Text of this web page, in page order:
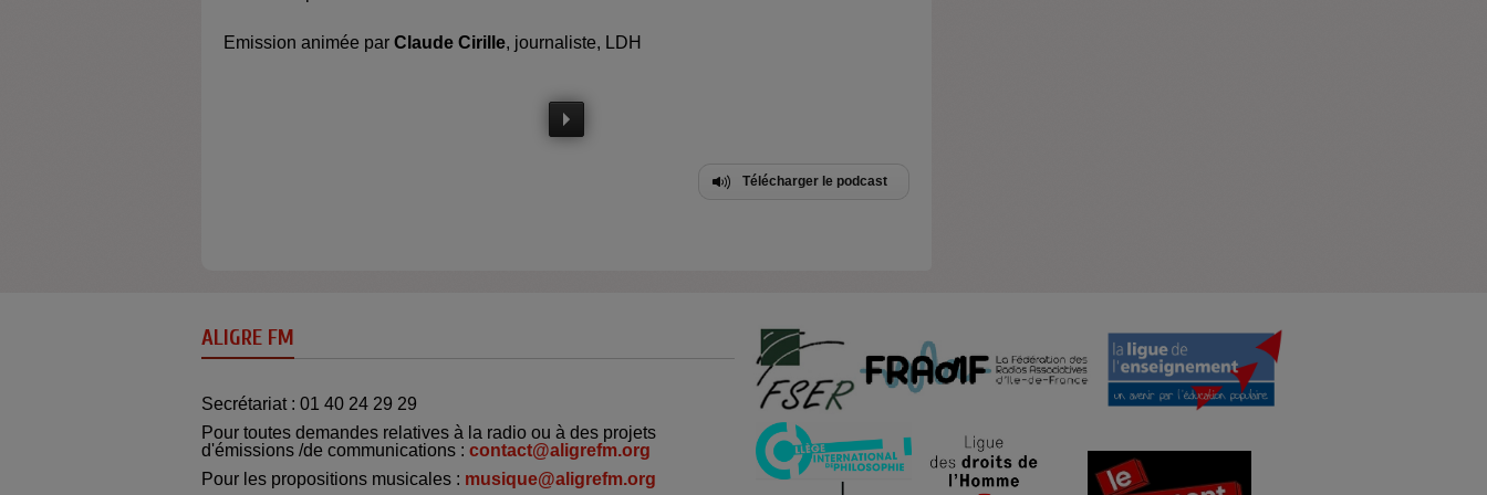
Emission animée par Claude Cirille, journaliste, LDH
Télécharger le podcast
ALIGRE FM
Secrétariat : 01 40 24 29 29
Pour toutes demandes relatives à la radio ou à des projets
d'émissions /de communications : contact@aligrefm.org
Pour les propositions musicales : musique@aligrefm.org